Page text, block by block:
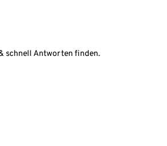
schnell Antworten finden.